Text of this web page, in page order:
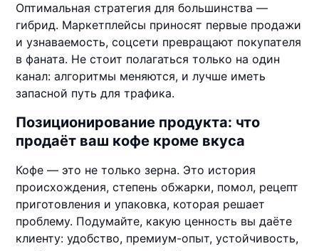
Оптимальная стратегия для большинства —
гибрид. Маркетплейсы приносят первые продажи
и узнаваемость, соцсети превращают покупателя
в фаната. Не стоит полагаться только на один
канал: алгоритмы меняются, и лучше иметь
запасной путь для трафика.
Позиционирование продукта: что
продаёт ваш кофе кроме вкуса
Кофе — это не только зерна. Это история
происхождения, степень обжарки, помол, рецепт
приготовления и упаковка, которая решает
проблему. Подумайте, какую ценность вы даёте
клиенту: удобство, премиум-опыт, устойчивость,